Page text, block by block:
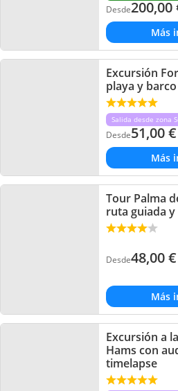
Desde200,00
Más
Excursión
playa y barco
Salida desde zona
Desde51,00€
Más
Tour Palma
ruta guiada
Desde48,00€
Más
Excursión a
Hams con
timelapse